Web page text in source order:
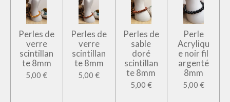
Perles de
verre
scintillan
te 8mm
5,00 €
Perles de
verre
scintillan
te 8mm
5,00 €
Perles de
sable
doré
scintillan
te 8mm
5,00 €
Perle
Acryliqu
e noir fil
argenté
8mm
5,00 €